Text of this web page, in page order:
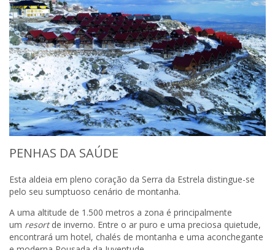
PENHAS DA SAÚDE
Esta aldeia em pleno coração da Serra da Estrela distingue-se
pelo seu sumptuoso cenário de montanha.
A uma altitude de 1.500 metros a zona é principalmente
um resortde inverno. Entre o ar puro e uma preciosa quietude,
encontrará um hotel, chalés de montanha e uma aconchegante